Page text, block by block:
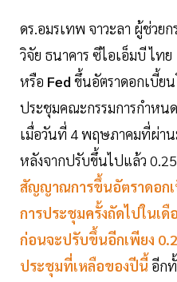
ดร.อมรเทพ จาวะลา ผู้ช่วย
วิจัย ธนาคาร ซีไอเอ็มบี ไทย
หรือ Fed ขึ้นอัตราดอกเบี้ย
ประชุมคณะกรรมการกำหน
เมื่อวันที่ 4 พฤษภาคมที่ผ่าน
หลังจากปรับขึ้นไปแล้ว
สัญญาณการขึ้นอัตราดอก
การประชุมครั้งถัดไปในเ
ก่อนจะปรับขึ้นอีกเพียง
ประชุมที่เหลือของปีนี้ อีก